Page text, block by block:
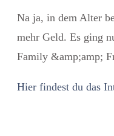
Na ja, in dem Alter
mehr Geld. Es ging
Family &amp;amp;
Hier findest du das